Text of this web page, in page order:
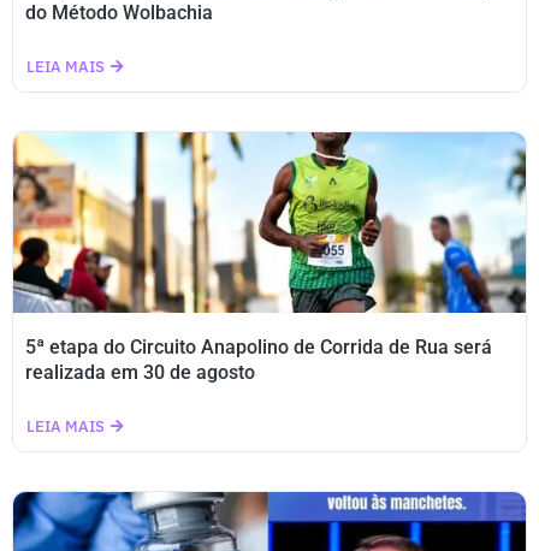
do Método Wolbachia
LEIA MAIS
5ª etapa do Circuito Anapolino de Corrida de Rua será
realizada em 30 de agosto
LEIA MAIS